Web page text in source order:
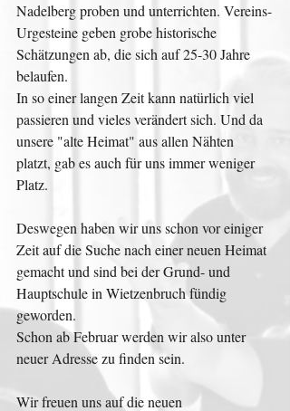
Nadelberg proben und unterrichten. Vereins-
Urgesteine geben grobe historische
Schätzungen ab, die sich auf 25-30 Jahre
belaufen.
In so einer langen Zeit kann natürlich viel
passieren und vieles verändert sich. Und da
unsere "alte Heimat" aus allen Nähten
platzt, gab es auch für uns immer weniger
Platz.
Deswegen haben wir uns schon vor einiger
Zeit auf die Suche nach einer neuen Heimat
gemacht und sind bei der Grund- und
Hauptschule in Wietzenbruch fündig
geworden.
Schon ab Februar werden wir also unter
neuer Adresse zu finden sein.
Wir freuen uns auf die neuen